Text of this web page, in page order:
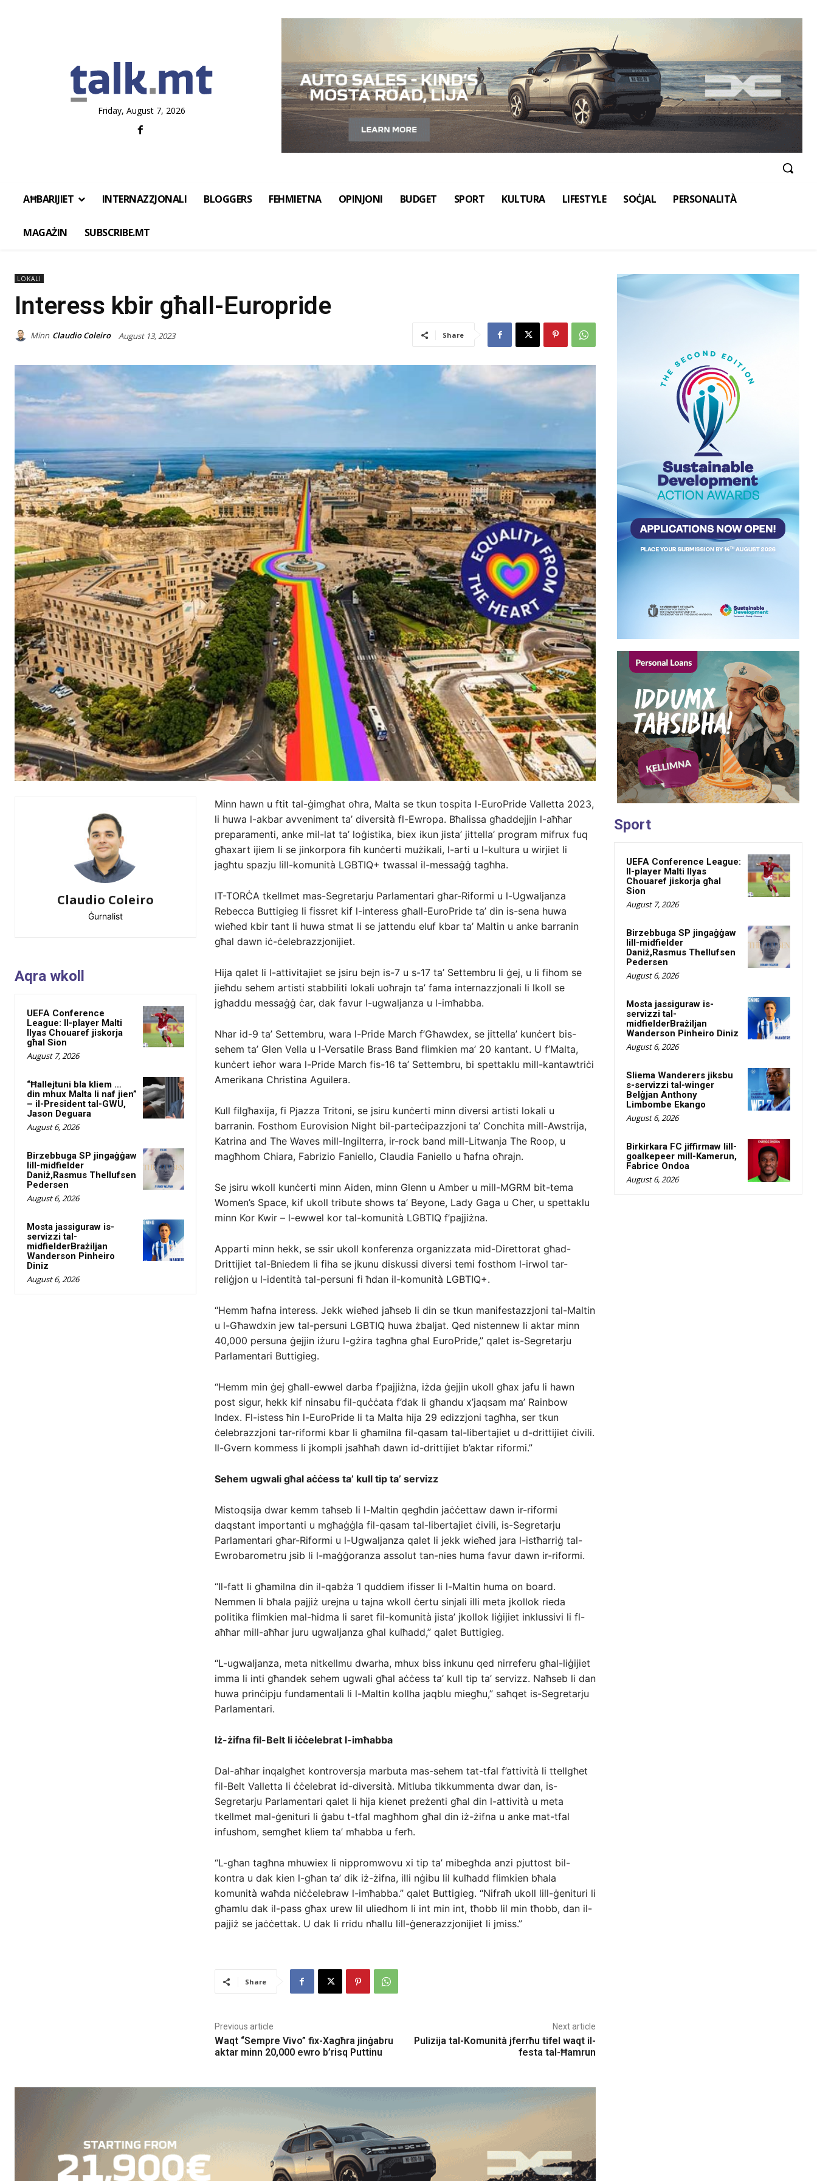
Friday, August 7, 2026
AĦBARIJIET INTERNAZZJONALI BLOGGERS FEHMIETNA OPINJONI BUDGET SPORT KULTURA LIFESTYLE SOĊJAL PERSONALITÀ
MAGAŻIN SUBSCRIBE.MT
LOKALI
Interess kbir għall-Europride
Minn Claudio Coleiro August 13, 2023 Share
Claudio Coleiro
Ġurnalist
Aqra wkoll
UEFA Conference
League: Il-player Malti
Ilyas Chouaref jiskorja
għal Sion
August 7, 2026
“Ħallejtuni bla kliem …
din mhux Malta li naf jien”
– il-President tal-GWU,
Jason Deguara
August 6, 2026
Birzebbuga SP jingaġġaw
lill-midfielder
Daniż,Rasmus Thellufsen
Pedersen
August 6, 2026
Mosta jassiguraw is-
servizzi tal-
midfielderBrażiljan
Wanderson Pinheiro
Diniz
August 6, 2026
Minn hawn u ftit tal-ġimgħat oħra, Malta se tkun tospita l-EuroPride Valletta 2023,
li huwa l-akbar avveniment ta’ diversità fl-Ewropa. Bħalissa għaddejjin l-aħħar
preparamenti, anke mil-lat ta’ loġistika, biex ikun jista’ jittella’ program mifrux fuq
għaxart ijiem li se jinkorpora fih kunċerti mużikali, l-arti u l-kultura u wirjiet li
jagħtu spazju lill-komunità LGBTIQ+ twassal il-messaġġ tagħha.
IT-TORĊA tkellmet mas-Segretarju Parlamentari għar-Riformi u l-Ugwaljanza
Rebecca Buttigieg li fissret kif l-interess għall-EuroPride ta’ din is-sena huwa
wieħed kbir tant li huwa stmat li se jattendu eluf kbar ta’ Maltin u anke barranin
għal dawn iċ-ċelebrazzjonijiet.
Hija qalet li l-attivitajiet se jsiru bejn is-7 u s-17 ta’ Settembru li ġej, u li fihom se
jieħdu sehem artisti stabbiliti lokali uoħrajn ta’ fama internazzjonali li lkoll se
jgħaddu messaġġ ċar, dak favur l-ugwaljanza u l-imħabba.
Nhar id-9 ta’ Settembru, wara l-Pride March f’Għawdex, se jittella’ kunċert bis-
sehem ta’ Glen Vella u l-Versatile Brass Band flimkien ma’ 20 kantant. U f’Malta,
kunċert ieħor wara l-Pride March fis-16 ta’ Settembru, bi spettaklu mill-kantawtriċi
Amerikana Christina Aguilera.
Kull filgħaxija, fi Pjazza Tritoni, se jsiru kunċerti minn diversi artisti lokali u
barranin. Fosthom Eurovision Night bil-parteċipazzjoni ta’ Conchita mill-Awstrija,
Katrina and The Waves mill-Ingilterra, ir-rock band mill-Litwanja The Roop, u
magħhom Chiara, Fabrizio Faniello, Claudia Faniello u ħafna oħrajn.
Se jsiru wkoll kunċerti minn Aiden, minn Glenn u Amber u mill-MGRM bit-tema
Women’s Space, kif ukoll tribute shows ta’ Beyone, Lady Gaga u Cher, u spettaklu
minn Kor Kwir – l-ewwel kor tal-komunità LGBTIQ f’pajjiżna.
Apparti minn hekk, se ssir ukoll konferenza organizzata mid-Direttorat għad-
Drittijiet tal-Bniedem li fiha se jkunu diskussi diversi temi fosthom l-irwol tar-
reliġjon u l-identità tal-persuni fi ħdan il-komunità LGBTIQ+.
“Hemm ħafna interess. Jekk wieħed jaħseb li din se tkun manifestazzjoni tal-Maltin
u l-Għawdxin jew tal-persuni LGBTIQ huwa żbaljat. Qed nistennew li aktar minn
40,000 persuna ġejjin iżuru l-gżira tagħna għal EuroPride,” qalet is-Segretarju
Parlamentari Buttigieg.
“Hemm min ġej għall-ewwel darba f’pajjiżna, iżda ġejjin ukoll għax jafu li hawn
post sigur, hekk kif ninsabu fil-quċċata f’dak li għandu x’jaqsam ma’ Rainbow
Index. Fl-istess ħin l-EuroPride li ta Malta hija 29 edizzjoni tagħha, ser tkun
ċelebrazzjoni tar-riformi kbar li għamilna fil-qasam tal-libertajiet u d-drittijiet ċivili.
Il-Gvern kommess li jkompli jsaħħaħ dawn id-drittijiet b’aktar riformi.”
Sehem ugwali għal aċċess ta’ kull tip ta’ servizz
Mistoqsija dwar kemm taħseb li l-Maltin qegħdin jaċċettaw dawn ir-riformi
daqstant importanti u mgħaġġla fil-qasam tal-libertajiet ċivili, is-Segretarju
Parlamentari għar-Riformi u l-Ugwaljanza qalet li jekk wieħed jara l-istħarriġ tal-
Ewrobarometru jsib li l-maġġoranza assolut tan-nies huma favur dawn ir-riformi.
“Il-fatt li għamilna din il-qabża ‘l quddiem ifisser li l-Maltin huma on board.
Nemmen li bħala pajjiż urejna u tajna wkoll ċertu sinjali illi meta jkollok rieda
politika flimkien mal-ħidma li saret fil-komunità jista’ jkollok liġijiet inklussivi li fl-
aħħar mill-aħħar juru ugwaljanza għal kulħadd,” qalet Buttigieg.
“L-ugwaljanza, meta nitkellmu dwarha, mhux biss inkunu qed nirreferu għal-liġijiet
imma li inti għandek sehem ugwali għal aċċess ta’ kull tip ta’ servizz. Naħseb li dan
huwa prinċipju fundamentali li l-Maltin kollha jaqblu miegħu,” saħqet is-Segretarju
Parlamentari.
Iż-żifna fil-Belt li iċċelebrat l-imħabba
Dal-aħħar inqalgħet kontroversja marbuta mas-sehem tat-tfal f’attività li ttellgħet
fil-Belt Valletta li ċċelebrat id-diversità. Mitluba tikkummenta dwar dan, is-
Segretarju Parlamentari qalet li hija kienet preżenti għal din l-attività u meta
tkellmet mal-ġenituri li ġabu t-tfal magħhom għal din iż-żifna u anke mat-tfal
infushom, semgħet kliem ta’ mħabba u ferħ.
“L-għan tagħna mhuwiex li nippromwovu xi tip ta’ mibegħda anzi pjuttost bil-
kontra u dak kien l-għan ta’ dik iż-żifna, illi nġibu lil kulħadd flimkien bħala
komunità waħda niċċelebraw l-imħabba.” qalet Buttigieg. “Nifraħ ukoll lill-ġenituri li
għamlu dak il-pass għax urew lil uliedhom li int min int, tħobb lil min tħobb, dan il-
pajjiż se jaċċettak. U dak li rridu nħallu lill-ġenerazzjonijiet li jmiss.”
Share
Previous article
Waqt “Sempre Vivo” fix-Xagħra jinġabru
aktar minn 20,000 ewro b’risq Puttinu
Next article
Pulizija tal-Komunità jferrħu tifel waqt il-
festa tal-Ħamrun
Sport
UEFA Conference League:
Il-player Malti Ilyas
Chouaref jiskorja għal
Sion
August 7, 2026
Birzebbuga SP jingaġġaw
lill-midfielder
Daniż,Rasmus Thellufsen
Pedersen
August 6, 2026
Mosta jassiguraw is-
servizzi tal-
midfielderBrażiljan
Wanderson Pinheiro Diniz
August 6, 2026
Sliema Wanderers jiksbu
s-servizzi tal-winger
Belġjan Anthony
Limbombe Ekango
August 6, 2026
Birkirkara FC jiffirmaw lill-
goalkepeer mill-Kamerun,
Fabrice Ondoa
August 6, 2026